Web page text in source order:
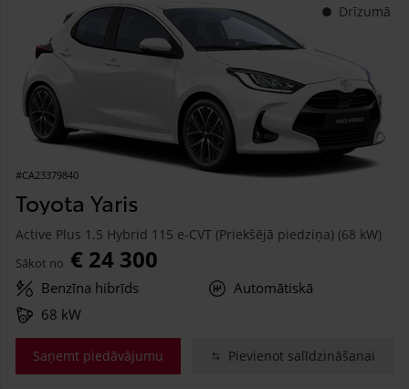
Drīzumā
#CA23379840
Toyota Yaris
Active Plus 1.5 Hybrid 115 e-CVT (Priekšējā piedziņa) (68 kW)
Sākot no € 24 300
Benzīna hibrīds
Automātiskā
68 kW
Saņemt piedāvājumu Pievienot salīdzināšanai